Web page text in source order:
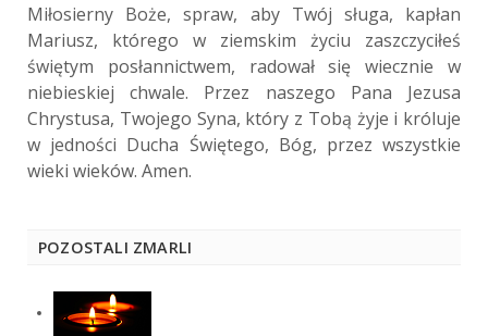
Miłosierny Boże, spraw, aby Twój sługa, kapłan
Mariusz, którego w ziemskim życiu zaszczyciłeś
świętym posłannictwem, radował się wiecznie w
niebieskiej chwale. Przez naszego Pana Jezusa
Chrystusa, Twojego Syna, który z Tobą żyje i króluje
w jedności Ducha Świętego, Bóg, przez wszystkie
wieki wieków. Amen.
POZOSTALI ZMARLI